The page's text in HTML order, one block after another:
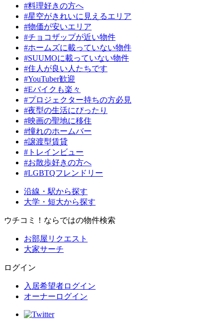
#料理好きの方へ
#星空がきれいに見えるエリア
#物価が安いエリア
#チョコザップが近い物件
#ホームズに載っていない物件
#SUUMOに載っていない物件
#住人が良い人たちです
#YouTuber歓迎
#Eバイクも楽々
#プロジェクター持ちの方必見
#夜型の生活にぴったり
#映画の聖地に移住
#憧れのホームバー
#譲渡型賃貸
#トレインビュー
#お散歩好きの方へ
#LGBTQフレンドリー
沿線・駅から探す
大学・短大から探す
ウチコミ！ならではの物件検索
お部屋リクエスト
大家サーチ
ログイン
入居希望者ログイン
オーナーログイン